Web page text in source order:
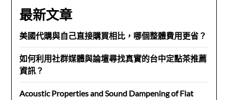
最新文章
美國代購與自己直接購買相比，哪個整體費用更省？
如何利用社群媒體與論壇尋找真實的台中定點茶推薦
資訊？
Acoustic Properties and Sound Dampening of Flat